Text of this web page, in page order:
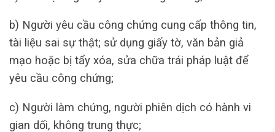
b) Người yêu cầu công chứng cung cấp thông tin,
tài liệu sai sự thật; sử dụng giấy tờ, văn bản giả
mạo hoặc bị tẩy xóa, sửa chữa trái pháp luật để
yêu cầu công chứng;
c) Người làm chứng, người phiên dịch có hành vi
gian dối, không trung thực;